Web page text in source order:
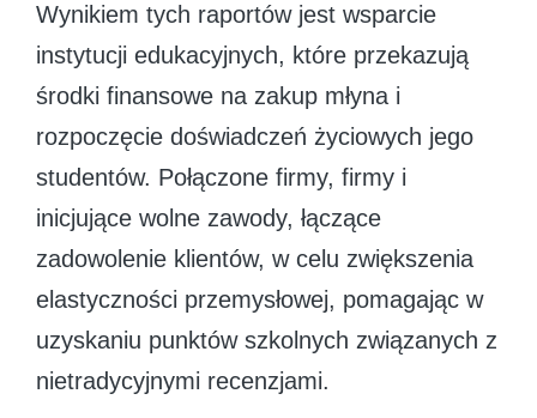
Wynikiem tych raportów jest wsparcie
instytucji edukacyjnych, które przekazują
środki finansowe na zakup młyna i
rozpoczęcie doświadczeń życiowych jego
studentów. Połączone firmy, firmy i
inicjujące wolne zawody, łączące
zadowolenie klientów, w celu zwiększenia
elastyczności przemysłowej, pomagając w
uzyskaniu punktów szkolnych związanych z
nietradycyjnymi recenzjami.